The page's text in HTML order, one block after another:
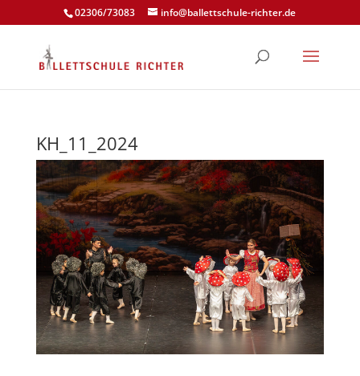
02306/73083 info@ballettschule-richter.de
KH_11_2024